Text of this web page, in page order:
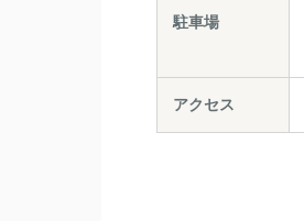
駐車場
アクセス